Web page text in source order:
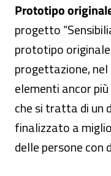
Prototipo
progetto
prototipo
progettazione,
elementi ancor
che si tratta di un
finalizzato a
delle persone con